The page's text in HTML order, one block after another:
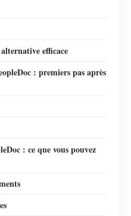
efficace
: premiers pas après
: ce que vous pouvez